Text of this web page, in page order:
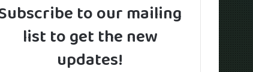
to our mailing
list to get the new
updates!